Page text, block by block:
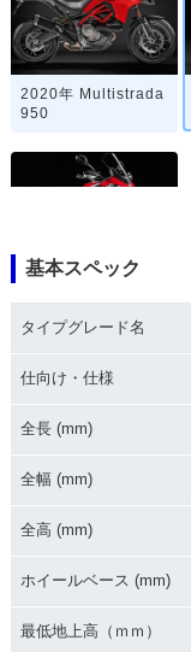
2020年 Multistrada
950
950・新登場
基本スペック
タイプグレード名
仕向け・仕様
全長 (mm)
全幅 (mm)
全高 (mm)
ホイールベース (mm)
最低地上高（ｍｍ）